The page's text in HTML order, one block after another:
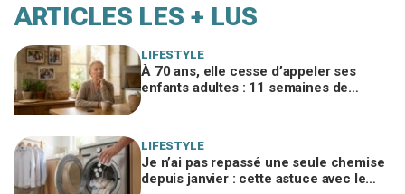
ARTICLES LES + LUS
LIFESTYLE
À 70 ans, elle cesse d’appeler ses
enfants adultes : 11 semaines de
LIFESTYLE
Je n’ai pas repassé une seule chemise
depuis janvier : cette astuce avec le